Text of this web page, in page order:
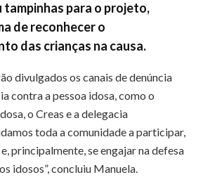
tampinhas para o projeto,
de reconhecer o
das crianças na causa.
divulgados os canais de denúncia
contra a pessoa idosa, como o
o Creas e a delegacia
toda a comunidade a participar,
principalmente, se engajar na defesa
idosos”, concluiu Manuela.